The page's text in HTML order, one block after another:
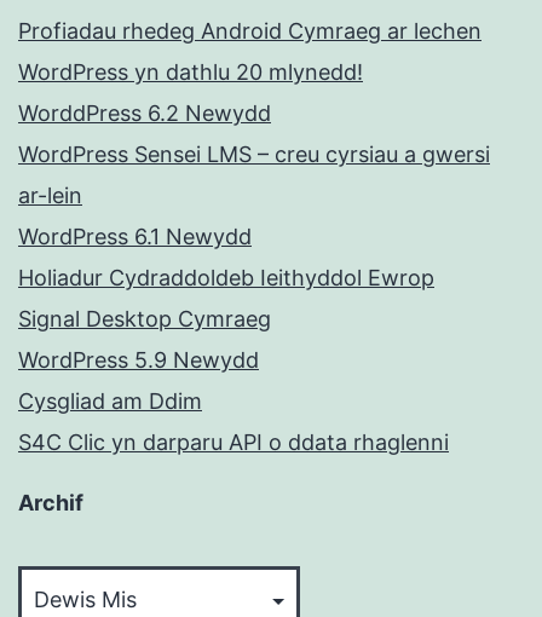
Profiadau rhedeg Android Cymraeg ar lechen
WordPress yn dathlu 20 mlynedd!
WorddPress 6.2 Newydd
WordPress Sensei LMS – creu cyrsiau a gwersi
ar-lein
WordPress 6.1 Newydd
Holiadur Cydraddoldeb Ieithyddol Ewrop
Signal Desktop Cymraeg
WordPress 5.9 Newydd
Cysgliad am Ddim
S4C Clic yn darparu API o ddata rhaglenni
Archif